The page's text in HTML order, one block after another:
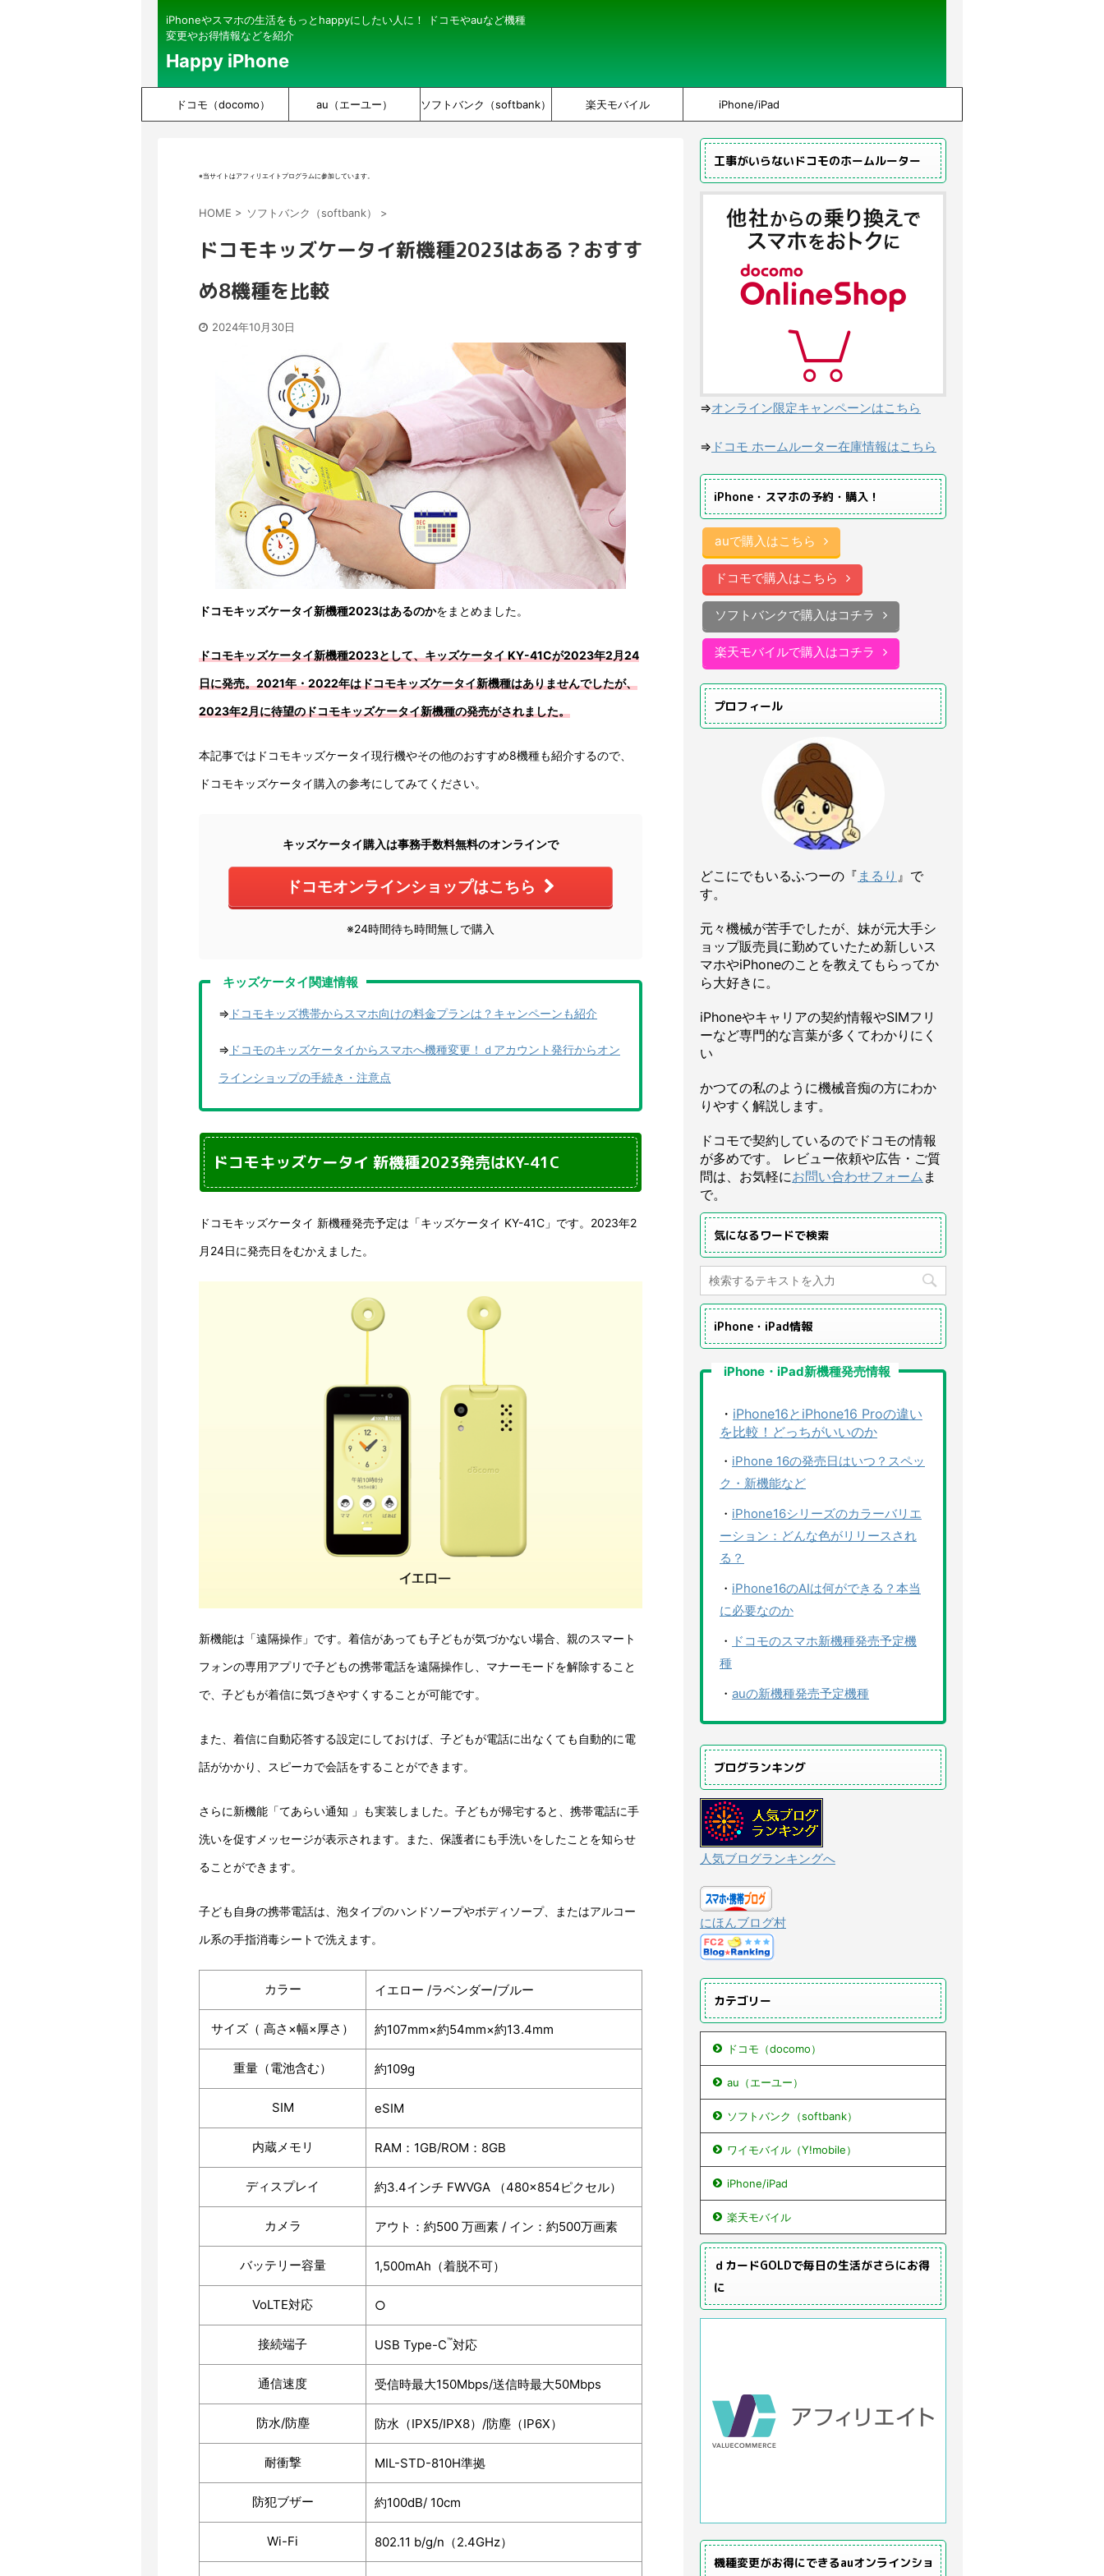
iPhoneやスマホの生活をもっとhappyにしたい人に！ ドコモやauなど機種
変更やお得情報などを紹介
Happy iPhone
ドコモ（docomo） au（エーユー） ソフトバンク（softbank） 楽天モバイル iPhone/iPad
※当サイトはアフィリエイトプログラムに参加しています。
HOME > ソフトバンク（softbank） >
ドコモキッズケータイ新機種2023はある？おすす
め8機種を比較
2024年10月30日
ドコモキッズケータイ新機種2023はあるのかをまとめました。
ドコモキッズケータイ新機種2023として、キッズケータイ KY-41Cが2023年2月24
日に発売。2021年・2022年はドコモキッズケータイ新機種はありませんでしたが、
2023年2月に待望のドコモキッズケータイ新機種の発売がされました。
本記事ではドコモキッズケータイ現行機やその他のおすすめ8機種も紹介するので、
ドコモキッズケータイ購入の参考にしてみてください。
キッズケータイ購入は事務手数料無料のオンラインで
ドコモオンラインショップはこちら
※24時間待ち時間無しで購入
キッズケータイ関連情報
⇒ ドコモキッズ携帯からスマホ向けの料金プランは？キャンペーンも紹介
⇒ ドコモのキッズケータイからスマホへ機種変更！ｄアカウント発行からオン
ラインショップの手続き・注意点
ドコモキッズケータイ 新機種2023発売はKY-41C
ドコモキッズケータイ 新機種発売予定は「キッズケータイ KY-41C」です。2023年2
月24日に発売日をむかえました。
新機能は「遠隔操作」です。着信があっても子どもが気づかない場合、親のスマート
フォンの専用アプリで子どもの携帯電話を遠隔操作し、マナーモードを解除すること
で、子どもが着信に気づきやすくすることが可能です。
また、着信に自動応答する設定にしておけば、子どもが電話に出なくても自動的に電
話がかかり、スピーカで会話をすることができます。
さらに新機能「てあらい通知 」も実装しました。子どもが帰宅すると、携帯電話に手
洗いを促すメッセージが表示されます。また、保護者にも手洗いをしたことを知らせ
ることができます。
子ども自身の携帯電話は、泡タイプのハンドソープやボディソープ、またはアルコー
ル系の手指消毒シートで洗えます。
カラー イエロー /ラベンダー/ブルー
サイズ（ 高さ×幅×厚さ） 約107mm×約54mm×約13.4mm
重量（電池含む） 約109g
SIM eSIM
内蔵メモリ RAM：1GB/ROM：8GB
ディスプレイ 約3.4インチ FWVGA （480×854ピクセル）
カメラ アウト：約500 万画素 / イン：約500万画素
バッテリー容量 1,500mAh（着脱不可）
VoLTE対応 ○
接続端子 USB Type-C™対応
通信速度 受信時最大150Mbps/送信時最大50Mbps
防水/防塵 防水（IPX5/IPX8）/防塵（IP6X）
耐衝撃 MIL-STD-810H準拠
防犯ブザー 約100dB/ 10cm
Wi-Fi 802.11 b/g/n（2.4GHz）
工事がいらないドコモのホームルーター
⇒オンライン限定キャンペーンはこちら
⇒ ドコモ ホームルーター在庫情報はこちら
iPhone・スマホの予約・購入！
auで購入はこちら
ドコモで購入はこちら
ソフトバンクで購入はコチラ
楽天モバイルで購入はコチラ
プロフィール
どこにでもいるふつーの『 まるり 』で
す。
元々機械が苦手でしたが、妹が元大手シ
ョップ販売員に勤めていたため新しいス
マホやiPhoneのことを教えてもらってか
ら大好きに。
iPhoneやキャリアの契約情報やSIMフリ
ーなど専門的な言葉が多くてわかりにく
い
かつての私のように機械音痴の方にわか
りやすく解説します。
ドコモで契約しているのでドコモの情報
が多めです。 レビュー依頼や広告・ご質
問は、お気軽にお問い合わせフォーム ま
で。
気になるワードで検索
iPhone・iPad情報
iPhone・iPad新機種発売情報
・ iPhone16とiPhone16 Proの違い
を比較！どっちがいいのか
・ iPhone 16の発売日はいつ？スペッ
ク・新機能など
・ iPhone16シリーズのカラーバリエ
ーション：どんな色がリリースされ
る？
・ iPhone16のAIは何ができる？本当
に必要なのか
・ ドコモのスマホ新機種発売予定機
種
・ auの新機種発売予定機種
ブログランキング
人気ブログランキングへ
にほんブログ村
カテゴリー
ドコモ（docomo）
au（エーユー）
ソフトバンク（softbank）
ワイモバイル（Y!mobile）
iPhone/iPad
楽天モバイル
ｄカードGOLDで毎日の生活がさらにお得
に
機種変更がお得にできるauオンラインショ